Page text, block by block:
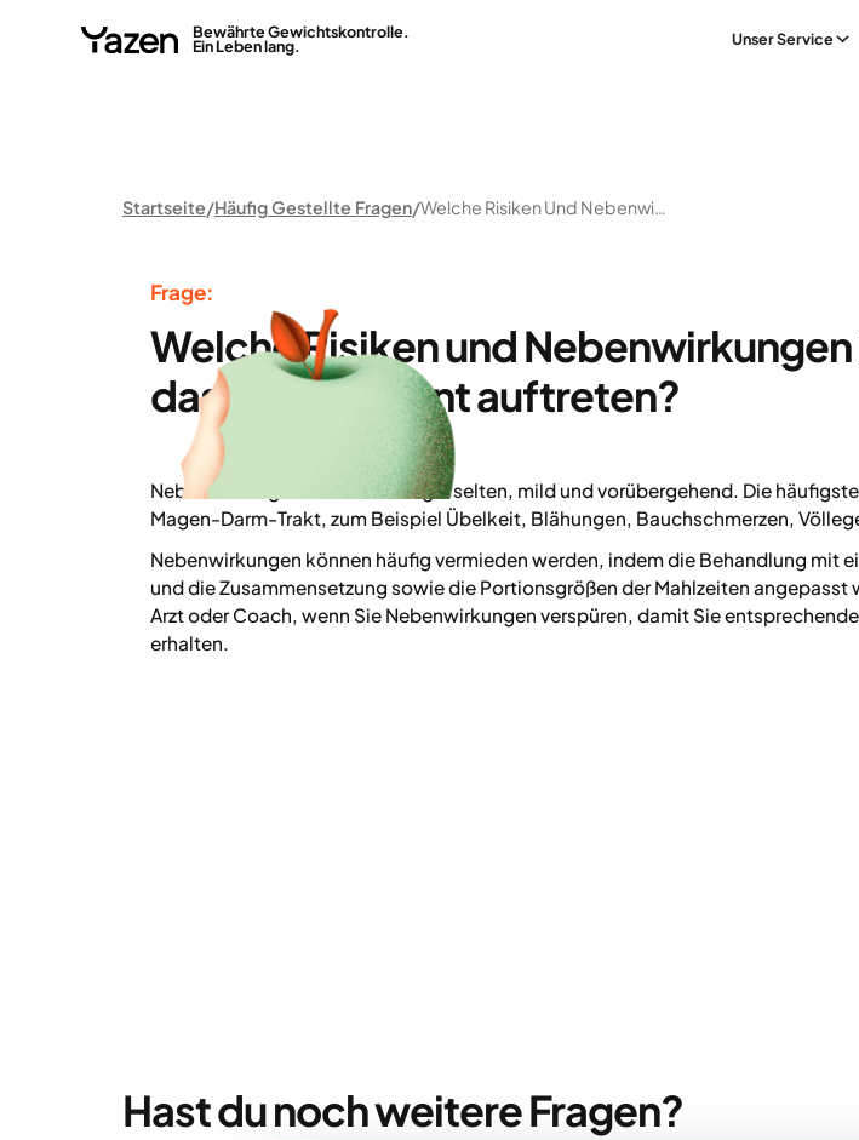
Bewährte Gewichtskontrolle.
Ein Leben lang. Unser Service
Startseite Häufig Gestellte Fragen Welche Risiken Und Nebenwirkungen Können Durch Das Medikament Auftreten?
Frage:
Welche Risiken und
das Medikament auftreten?
Nebenwirkungen sind in der Regel selten, mild und vorübergehend. Die
Magen-Darm-Trakt, zum Beispiel Übelkeit, Blähungen, Bauchschmerzen,
Nebenwirkungen können häufig vermieden werden, indem die Behandlung mit
und die Zusammensetzung sowie die Portionsgrößen der Mahlzeiten angepasst
Arzt oder Coach, wenn Sie Nebenwirkungen verspüren, damit Sie
erhalten.
Hast du noch weitere Fragen?